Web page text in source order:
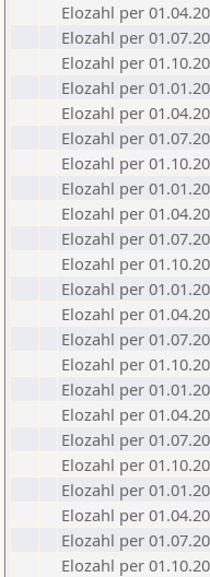
Elozahl per
Elozahl per
Elozahl per
Elozahl per
Elozahl per
Elozahl per
Elozahl per
Elozahl per
Elozahl per
Elozahl per
Elozahl per
Elozahl per
Elozahl per
Elozahl per
Elozahl per
Elozahl per
Elozahl per
Elozahl per
Elozahl per
Elozahl per
Elozahl per
Elozahl per
Elozahl per